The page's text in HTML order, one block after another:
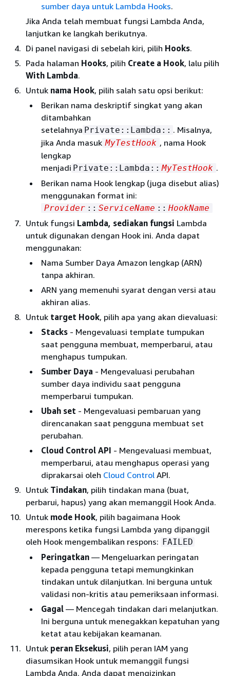
sumber daya untuk Lambda Hooks.
Jika Anda telah membuat fungsi Lambda Anda,
lanjutkan ke langkah berikutnya.
Di panel navigasi di sebelah kiri, pilih Hooks.
Pada halaman Hooks, pilih Create a Hook, lalu pilih
With Lambda.
Untuk nama Hook, pilih salah satu opsi berikut:
Berikan nama deskriptif singkat yang akan
ditambahkan
setelahnya Private::Lambda:: . Misalnya,
jika Anda masuk MyTestHook , nama Hook
lengkap
menjadi Private::Lambda:: MyTestHook .
Berikan nama Hook lengkap (juga disebut alias)
menggunakan format ini:
Provider :: ServiceName :: HookName
Untuk fungsi Lambda, sediakan fungsi Lambda
untuk digunakan dengan Hook ini. Anda dapat
menggunakan:
Nama Sumber Daya Amazon lengkap (ARN)
tanpa akhiran.
ARN yang memenuhi syarat dengan versi atau
akhiran alias.
Untuk target Hook, pilih apa yang akan dievaluasi:
Stacks - Mengevaluasi template tumpukan
saat pengguna membuat, memperbarui, atau
menghapus tumpukan.
Sumber Daya - Mengevaluasi perubahan
sumber daya individu saat pengguna
memperbarui tumpukan.
Ubah set - Mengevaluasi pembaruan yang
direncanakan saat pengguna membuat set
perubahan.
Cloud Control API - Mengevaluasi membuat,
memperbarui, atau menghapus operasi yang
diprakarsai oleh Cloud Control API.
Untuk Tindakan, pilih tindakan mana (buat,
perbarui, hapus) yang akan memanggil Hook Anda.
Untuk mode Hook, pilih bagaimana Hook
merespons ketika fungsi Lambda yang dipanggil
oleh Hook mengembalikan respons: FAILED
Peringatkan — Mengeluarkan peringatan
kepada pengguna tetapi memungkinkan
tindakan untuk dilanjutkan. Ini berguna untuk
validasi non-kritis atau pemeriksaan informasi.
Gagal — Mencegah tindakan dari melanjutkan.
Ini berguna untuk menegakkan kepatuhan yang
ketat atau kebijakan keamanan.
Untuk peran Eksekusi, pilih peran IAM yang
diasumsikan Hook untuk memanggil fungsi
Lambda Anda. Anda dapat mengizinkan